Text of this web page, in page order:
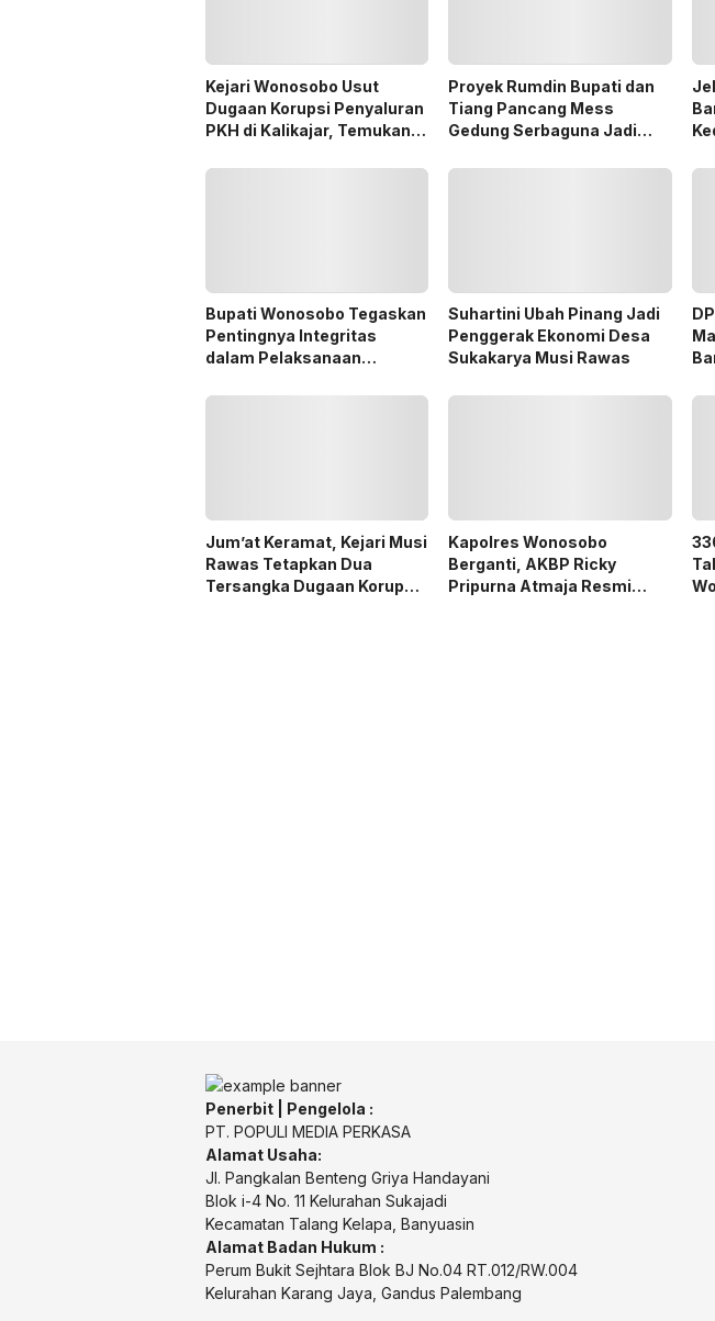
Kejari Wonosobo Usut
Dugaan Korupsi Penyaluran
PKH di Kalikajar, Temukan
Penerima Manfaat
Proyek Rumdin Bupati dan
Tiang Pancang Mess
Gedung Serbaguna Jadi
Bupati Wonosobo Tegaskan
Pentingnya Integritas
dalam Pelaksanaan
Suhartini Ubah Pinang Jadi
Penggerak Ekonomi Desa
Sukakarya Musi Rawas
Jum’at Keramat, Kejari Musi
Rawas Tetapkan Dua
Tersangka Dugaan Korupsi
Kapolres Wonosobo
Berganti, AKBP Ricky
Pripurna Atmaja Resmi
Penerbit | Pengelola :
PT. POPULI MEDIA PERKASA
Alamat Usaha:
Jl. Pangkalan Benteng Griya Handayani
Blok i-4 No. 11 Kelurahan Sukajadi
Kecamatan Talang Kelapa, Banyuasin
Alamat Badan Hukum :
Perum Bukit Sejhtara Blok BJ No.04 RT.012/RW.004
Kelurahan Karang Jaya, Gandus Palembang